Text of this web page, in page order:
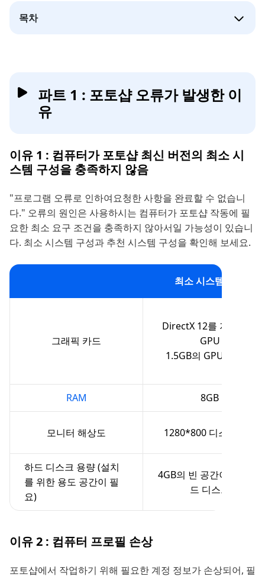
목차
파트 1 : 포토샵 오류가 발생한 이
유
이유 1 : 컴퓨터가 포토샵 최신 버전의 최소 시
스템 구성을 충족하지 않음
"프로그램 오류로 인하여요청한 사항을 완료할 수 없습니
다." 오류의 원인은 사용하시는 컴퓨터가 포토샵 작동에 필
요한 최소 요구 조건을 충족하지 않아서일 가능성이 있습니
다. 최소 시스템 구성과 추천 시스템 구성을 확인해 보세요.
최소 시스템 구성
그래픽 카드
DirectX 12를 지원하는
GPU
1.5GB의 GPU 메모리
RAM 8GB
모니터 해상도 1280*800 디스플레이
하드 디스크 용량 (설치
를 위한 용도 공간이 필
요)
4GB의 빈 공간이 있는 하
드 디스크
이유 2 : 컴퓨터 프로필 손상
포토샵에서 작업하기 위해 필요한 계정 정보가 손상되어, 필